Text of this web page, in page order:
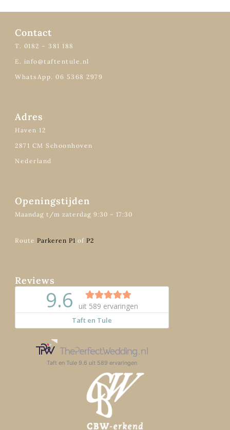
Contact
T. 0182 – 381 188
E. info@taftentule.nl
WhatsApp. 06 5368 2979
Adres
Haven 12
2871 CM Schoonhoven
Nederland
Openingstijden
Maandag t/m zaterdag 9:30 – 17:30
Route Parkeren P1 of P2
Reviews
Taft en Tule 9.6 uit 589 ervaringen